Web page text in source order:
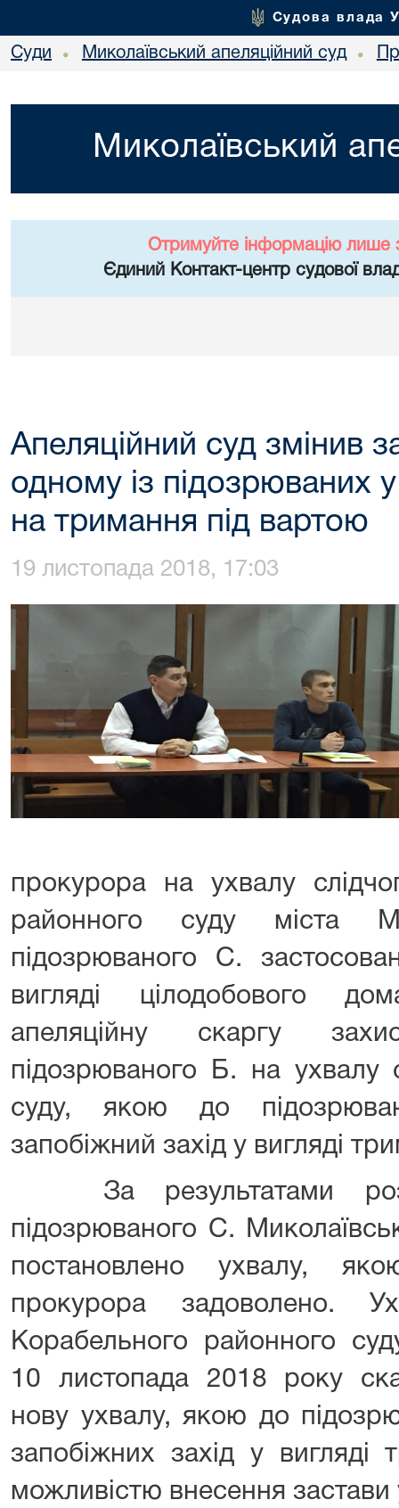
Судова влада
Суди • Миколаївський апеляційний суд •
Миколаївський
Отримуйте інформацію лише
Єдиний Контакт-центр судової
Апеляційний суд змінив
одному із підозрюваних
на тримання під вартою
19 листопада 2018, 17:03
прокурора на ухвалу
районного суду міста
підозрюваного С.
вигляді цілодобового
апеляційну скаргу
підозрюваного Б. на ухвалу
суду, якою до
запобіжний захід у вигляді
За результатами
підозрюваного С.
постановлено ухвалу,
прокурора задоволено.
Корабельного районного
10 листопада 2018 року
нову ухвалу, якою до
запобіжних захід у
можливістю внесення